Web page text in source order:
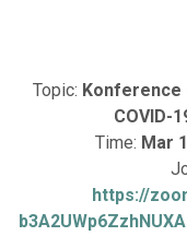
Topic: Konference
COVID-
Time: Mar
https://